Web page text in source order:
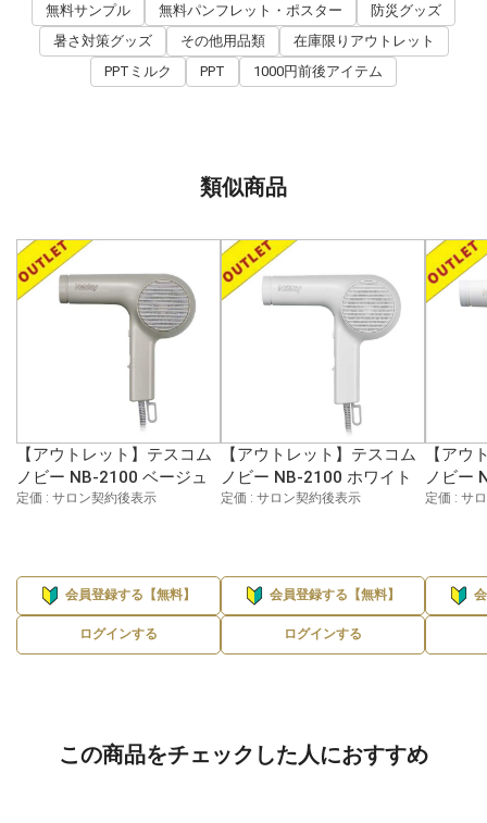
無料サンプル 無料パンフレット・ポスター
防災グッズ
暑さ対策グッズ
その他用品類
在庫限りアウトレット
PPTミルク
PPT 1000円前後アイテム
類似商品
【アウトレット】テスコム
ノビー NB-2100 ベージュ
定価 : サロン契約後表示
会員登録する【無料】
ログインする
【アウトレット】テスコム
ノビー NB-2100 ホワイト
定価 : サロン契約後表示
会員登録する【無料】
ログインする
【アウ
ノビー
定価 : サ
この商品をチェックした人におすすめ